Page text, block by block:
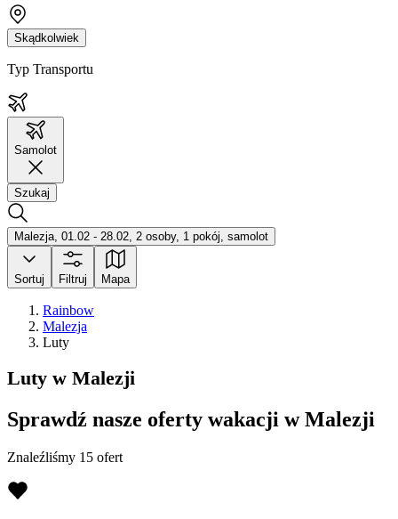
Skądkolwiek
Typ Transportu
Samolot
Szukaj
Malezja, 01.02 - 28.02, 2 osoby, 1 pokój, samolot
Sortuj Filtruj Mapa
Rainbow
Malezja
Luty
Luty w Malezji
Sprawdź nasze oferty wakacji w Malezji
Znaleźliśmy 15 ofert